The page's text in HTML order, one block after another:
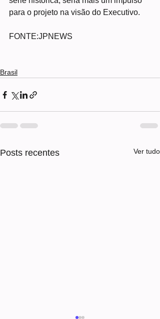
para o projeto na visão do Executivo.
FONTE:JPNEWS
Brasil
Posts recentes Ver tudo